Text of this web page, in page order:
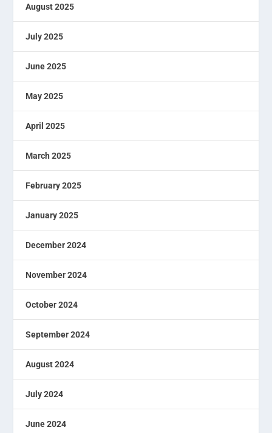
August 2025
July 2025
June 2025
May 2025
April 2025
March 2025
February 2025
January 2025
December 2024
November 2024
October 2024
September 2024
August 2024
July 2024
June 2024